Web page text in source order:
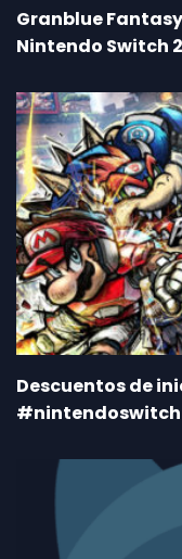
Granblue
Nintendo Switch 2
Descuentos de
#nintendoswitch